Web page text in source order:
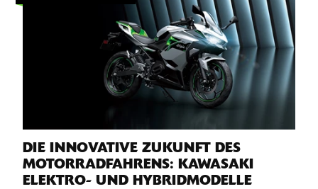
DIE INNOVATIVE ZUKUNFT DES
MOTORRADFAHRENS: KAWASAKI
ELEKTRO- UND HYBRIDMODELLE